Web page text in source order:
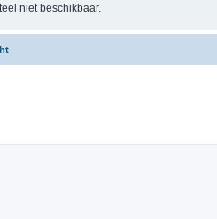
niet beschikbaar.